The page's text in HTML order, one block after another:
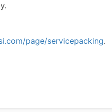
page/servicepacking.